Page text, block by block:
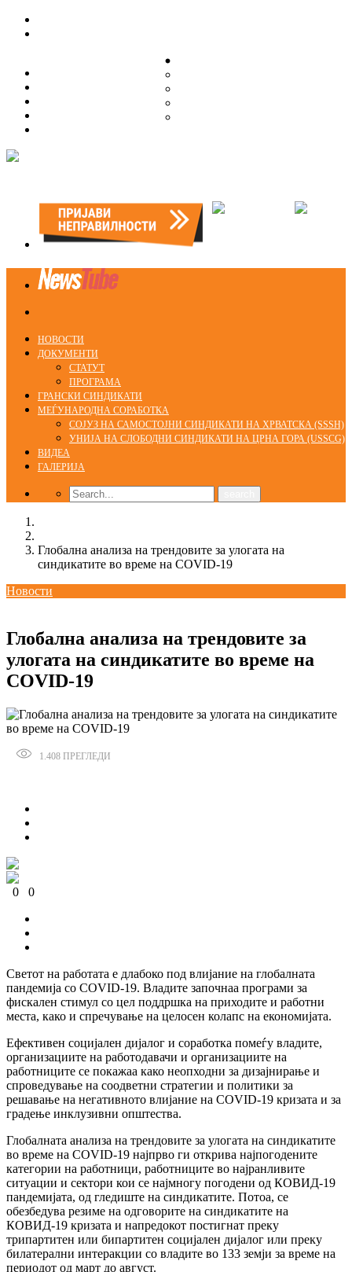
ОРГАНИЗАЦИСКА СТРУКТУРА
НОВОСТИ
ДОКУМЕНТИ
СТАТУТ
ПРОГРАМА
ГРАНСКИ СИНДИКАТИ
МЕЃУНАРОДНА СОРАБОТКА
СОЈУЗ НА САМОСТОЈНИ СИНДИКАТИ НА ХРВАТСКА (SSSH)
УНИЈА НА СЛОБОДНИ СИНДИКАТИ НА ЦРНА ГОРА (USSCG)
ВИДЕА
ГАЛЕРИЈА
Глобална анализа на трендовите за улогата на
синдикатите во време на COVID-19
Новости
Глобална анализа на трендовите за
улогата на синдикатите во време на
COVID-19
1.408 ПРЕГЛЕДИ
0
0
Светот на работата е длабоко под влијание на глобалната
пандемија со COVID-19. Владите започнаа програми за
фискален стимул со цел поддршка на приходите и работни
места, како и спречување на целосен колапс на економијата.
Ефективен социјален дијалог и соработка помеѓу владите,
организациите на работодавачи и организациите на
работниците се покажаа како неопходни за дизајнирање и
спроведување на соодветни стратегии и политики за
решавање на негативното влијание на COVID-19 кризата и за
градење инклузивни општества.
Глобалната анализа на трендовите за улогата на синдикатите
во време на COVID-19 најпрво ги открива најпогодените
категории на работници, работниците во најранливите
ситуации и сектори кои се најмногу погодени од КОВИД-19
пандемијата, од гледиште на синдикатите. Потоа, се
обезбедува резиме на одговорите на синдикатите на
КОВИД-19 кризата и напредокот постигнат преку
трипартитен или бипартитен социјален дијалог или преку
билатерални интеракции со владите во 133 земји за време на
периодот од март до август.